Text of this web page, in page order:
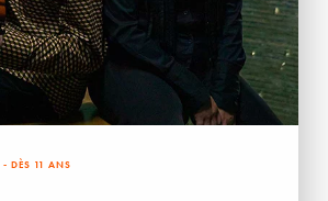
- DÈS 11 ANS